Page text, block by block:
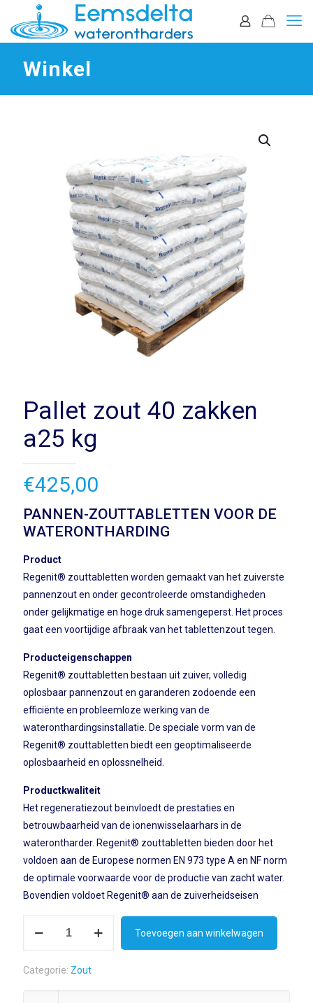
Winkel
Pallet zout 40 zakken
a25 kg
€425,00
PANNEN-ZOUTTABLETTEN VOOR DE
WATERONTHARDING
Product
Regenit® zouttabletten worden gemaakt van het zuiverste
pannenzout en onder gecontroleerde omstandigheden
onder gelijkmatige en hoge druk samengeperst. Het proces
gaat een voortijdige afbraak van het tablettenzout tegen.
Producteigenschappen
Regenit® zouttabletten bestaan uit zuiver, volledig
oplosbaar pannenzout en garanderen zodoende een
efficiënte en probleemloze werking van de
wateronthardingsinstallatie. De speciale vorm van de
Regenit® zouttabletten biedt een geoptimaliseerde
oplosbaarheid en oplossnelheid.
Productkwaliteit
Het regeneratiezout beïnvloedt de prestaties en
betrouwbaarheid van de ionenwisselaarhars in de
waterontharder. Regenit® zouttabletten bieden door het
voldoen aan de Europese normen EN 973 type A en NF norm
de optimale voorwaarde voor de productie van zacht water.
Bovendien voldoet Regenit® aan de zuiverheidseisen
zakken
Toevoegen aan winkelwagen
Categorie: Zout